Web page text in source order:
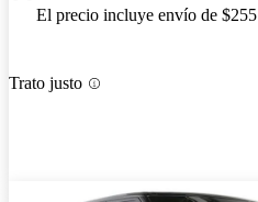
El precio incluye envío de $255
Trato justo